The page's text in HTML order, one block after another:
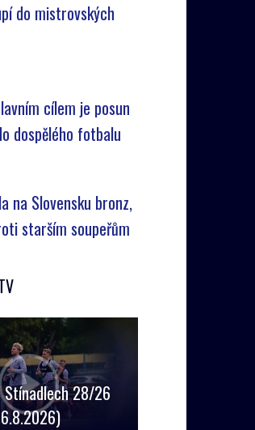
do mistrovských
cílem je posun
dospělého fotbalu
na Slovensku bronz,
starším soupeřům
Stínadlech 28/26